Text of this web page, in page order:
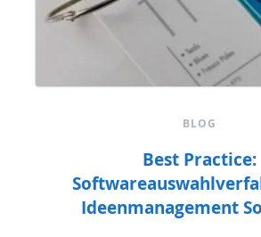
BLOG
Best Practice:
Ideenmanagement